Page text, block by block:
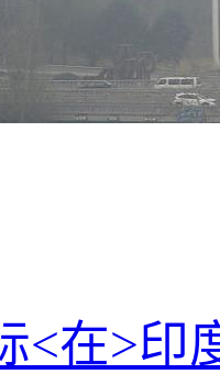
<在>印